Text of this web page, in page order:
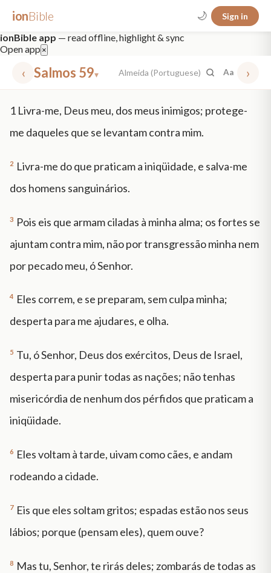
ionBible 🌙 Sign in
ionBible app — read offline, highlight & sync
Open app ×
‹ Salmos 59▾ Almeida (Portuguese) Aa ›
mt 5 "peace that passeth"
1 Livra-me, Deus meu, dos meus inimigos; protege-
me daqueles que se levantam contra mim.
2 Livra-me do que praticam a iniqüidade, e salva-me
dos homens sanguinários.
3 Pois eis que armam ciladas à minha alma; os fortes se
ajuntam contra mim, não por transgressão minha nem
por pecado meu, ó Senhor.
4 Eles correm, e se preparam, sem culpa minha;
desperta para me ajudares, e olha.
5 Tu, ó Senhor, Deus dos exércitos, Deus de Israel,
desperta para punir todas as nações; não tenhas
misericórdia de nenhum dos pérfidos que praticam a
iniqüidade.
6 Eles voltam à tarde, uivam como cães, e andam
rodeando a cidade.
7 Eis que eles soltam gritos; espadas estão nos seus
lábios; porque (pensam eles), quem ouve?
8 Mas tu, Senhor, te rirás deles; zombarás de todas as